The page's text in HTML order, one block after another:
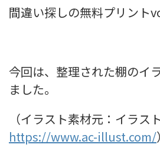
間違い探しの無料プリント
今回は、整理された棚のイ
ました。
（イラスト素材元：イラスト
https://www.ac-illust.com/）